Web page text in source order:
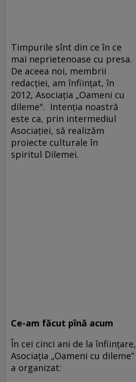
Timpurile sînt din ce în ce
mai neprietenoase cu presa.
De aceea noi, membrii
redacţiei, am înfiinţat, în
2012, Asociaţia „Oameni cu
dileme". Intenția noastră
este ca, prin intermediul
Asociației, să realizăm
proiecte culturale în
spiritul Dilemei.
Ce-am făcut pînă acum
În cei cinci ani de la înființare,
Asociația „Oameni cu dileme”
a organizat: